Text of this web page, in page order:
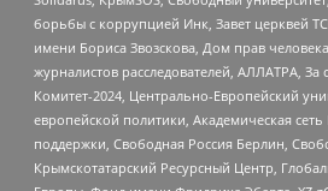
борьбы с коррупцией Инк, Завет церквей
имени Бориса Звозскова, Дом прав
журналистов расследователей, АЛЛАТРА,
Комитет-2024, Центрально-Европейский
европейской политики, Академическая
поддержки, Свободная Россия Берлин,
Крымскотатарский Ресурсный Центр,